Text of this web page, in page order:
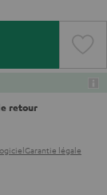
retour
Garantie légale